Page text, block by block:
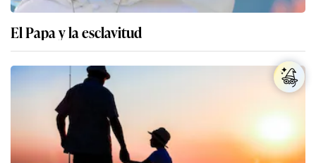
El Papa y la esclavitud